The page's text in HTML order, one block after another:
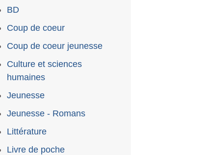
BD
Coup de coeur
Coup de coeur jeunesse
Culture et sciences
humaines
Jeunesse
Jeunesse - Romans
Littérature
Livre de poche